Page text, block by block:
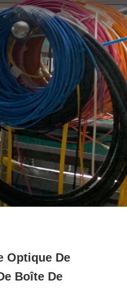
Optique De
Boîte De